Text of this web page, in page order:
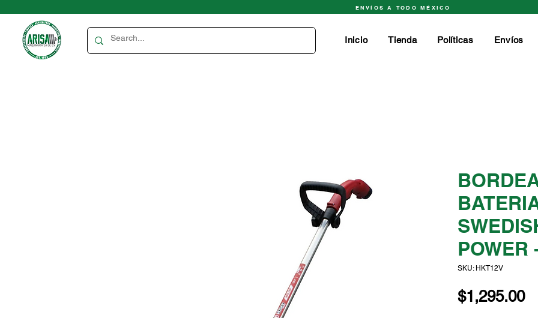
ENVÍOS A TODO MÉXICO
Inicio Tienda Políticas Envíos
POWER
SKU: HKT12V
$1,295.00